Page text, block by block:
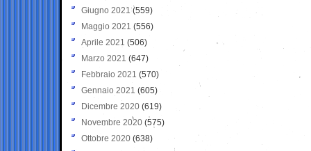
Giugno 2021(559)
Maggio 2021 (556)
Aprile 2021 (506)
Marzo 2021 (647)
Febbraio 2021 (570)
Gennaio 2021 (605)
Dicembre 2020 (619)
Novembre 2020 (575)
Ottobre 2020 (638)